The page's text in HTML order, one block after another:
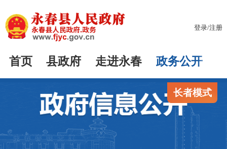
登录/注册
首页 县政府 走进永春 政务公开
长者模式